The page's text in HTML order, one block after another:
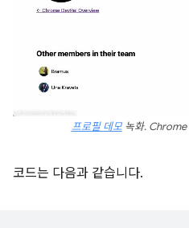
프로필 데모녹화. Chrome
코드는 다음과 같습니다.